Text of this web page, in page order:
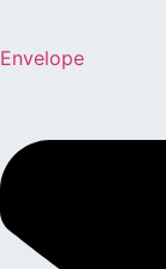
Envelope